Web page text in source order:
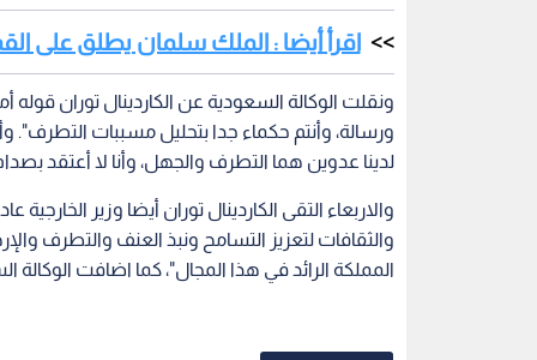
اقرأ أيضا : الملك سلمان يطلق على
ونقلت الوكالة السعودية عن الكاردينال توران
ورسالة، وأنتم حكماء جدا بتحليل مسببات التطرف".
لدينا عدوين هما التطرف والجهل، وأنا لا أعتقد
والاربعاء التقى الكاردينال توران أيضا وزير الخارجية
والثقافات لتعزيز التسامح ونبذ العنف والتطرف
المملكة الرائد في هذا المجال"، كما اضافت الوكالة